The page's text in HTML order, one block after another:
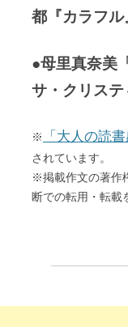
都『カラフル
●母里真奈美
サ・クリステ
※ 「大人の読
されています。
※掲載作文の著作
断での転用・転載